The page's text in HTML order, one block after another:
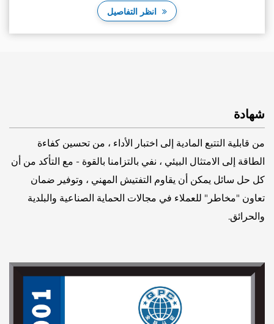
شهادة
من قابلية التتبع المادية إلى اختبار الأداء ، من تحسين كفاءة
الطاقة إلى الامتثال البيئي ، نفي بالتزامنا بالقوة - مع التأكد من أن
كل حل سائل يمكن أن يقاوم التفتيش المهني ، وتوفير ضمان
تعاون "مخاطر" للعملاء في مجالات الحماية الصناعية والبلدية
والحرائق.